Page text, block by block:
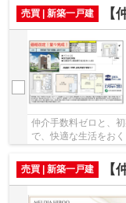
売買 | 新築一戸建
【
仲介手数料ゼロと、
で、快適な生活をお
売買 | 新築一戸建
【